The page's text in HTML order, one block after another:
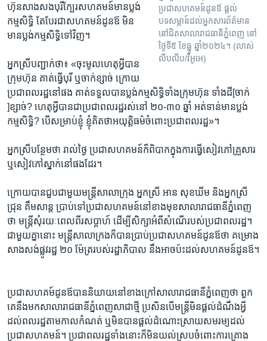
ប្រជាសហគមន៍​ដូនឪ ផ្តល់
បទសម្ភាន៍​ដល់​អ្នកសារព័ត៌មាន
នៅ​ជិត​សាលា​រាជធានីភ្នំពេញ នៅ
ថ្ងៃទី៥ ខែធ្នូ ឆ្នាំ២០២៤។ (លាស់
លីបលីប/វីអូអេ)
ហ៊ុន​សាង​សង​បុរី​ក្បែរ​សហគមន៍​មាន​ប្លង់​
កម្មសិទ្ធិ តែ​បែរ​ជា​សហគមន៍​ដូនឪ ​មិន​
មាន​ប្លង់​កម្មសិទ្ធិ​ទៅ​វិញ​។ ​
អ្នកស្រី​បញ្ជាក់​ថា៖ «​ចុះ​មូល​ហេតុអ្វី​បាន​
ក្រុម​ហ៊ុន ​គាត់​ធ្វើ​បុរី ​ឬ​ចាក់​ខ្សាច់ ​ក្រោយ​
ប្រជាពល​រដ្ឋ​នៅ​ផង គាត់​ទទួល​បាន​ប្លង់​កម្មសិទ្ធិ​ទាំង​ក្រុម​ហ៊ុន ទាំង​ដី​[ចាក់​
]ខ្សាច់? ហេតុអ្វី​បាន​ជា​ប្រជា​ពលរដ្ឋ​រស់នៅ ​២០-​៣០ ឆ្នាំ​ អត់​ទាន់​មាន​ប្លង់​
កម្មសិទ្ធិ? បើ​សម្រាប់​ខ្ញុំ ខ្ញុំគិត​ថា​អយុត្តិធម៌​ចំពោះ​ប្រជា​ពល​រដ្ឋ​»។
អ្នក​ស្រី​បន្ថែម​ថា រាល់ថ្ងៃ ​ប្រជា​សហគមន៍​ក៏ពិបាក​ក្នុង​ការ​ធ្វើ​សៀវ​ភៅ​គ្រួសារ
ឬ​សៀវ​ភៅ​ស្នាក់​នៅ​ផង​ដែរ​។
ក្រោយ​បាន​ជួប​ជាមួយ​មន្រ្តី​សាលា​ក្រុង អ្នកស្រី អាន សុខ​ឃីម និងអ្នកស្រី
ជ្រុន គឹមសាន្ត​ ប្រាប់​ទៅ​ប្រជា​សហគមន៍​នៅ​ខាង​មុខ​សាលា​រាជធានី​ភ្នំពេញ​
ថា មន្ត្រី​សុំ​រយៈ​ពេល​ពីរសប្តាហ៍ ​ដើម្បី​សិក្សា​អំពីសំណើ​របស់​ប្រជា​ពលរដ្ឋ។
ជាមួយគ្នានោះ ​មន្ត្រីសាលាក្រង​ក៏បាន​ប្រាប់​ប្រជាសហគមន៍ដូនឪ​ថា គម្រោង​
សាងសង់ផ្លូវ​រដ្ឋ ២០ ​ម៉ែត្ររបស់​រដ្ឋាភិបាល​ ​នឹង​អាច​ប៉ះដល់សហ​គមន៍​ដូន​ឪ​។
ប្រជា​សហគម៍​ដូនឪ​បាន​និយាយ​នៅ​ខាង​ក្រៅសាលារាជ​ធានីភ្នំពេញ​ថា ​ពួក​
គេ​នឹង​មក​សាលា​រាជធានី​ភ្នំពេញ​សា​ជាថ្មី ​ប្រសិន​បើ​មន្ត្រី​មិន​ផ្តល់ដំណឹង​អ្វី​
ដល់​ពលរដ្ឋ​តាម​កាល​កំណត់ ឬ​មិន​បាន​ផ្តល់ដំណោះស្រាយ​សមរម្យដល់​
ប្រជា​សហគមន៍​។ ប្រជា​ពលរដ្ឋ​ទាំង​នោះក៏​មិន​យល់​ស្រប​ចំពោះ​ការ​គ្រោង​